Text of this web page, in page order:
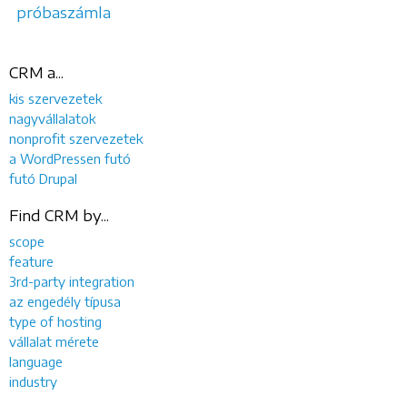
próbaszámla
CRM a...
kis szervezetek
nagyvállalatok
nonprofit szervezetek
a WordPressen futó
futó Drupal
Find CRM by...
scope
feature
3rd-party integration
az engedély típusa
type of hosting
vállalat mérete
language
industry